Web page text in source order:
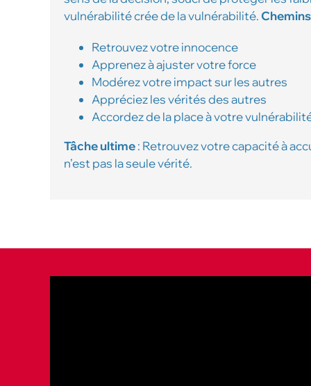
vulnérabilité crée de la vulnérabilité.
Retrouvez votre innocence
Apprenez à ajuster votre force
Modérez votre impact sur les autres
Appréciez les vérités des autres
Accordez de la place à votre
Tâche ultime: Retrouvez votre capacité à
n’est pas la seule vérité.